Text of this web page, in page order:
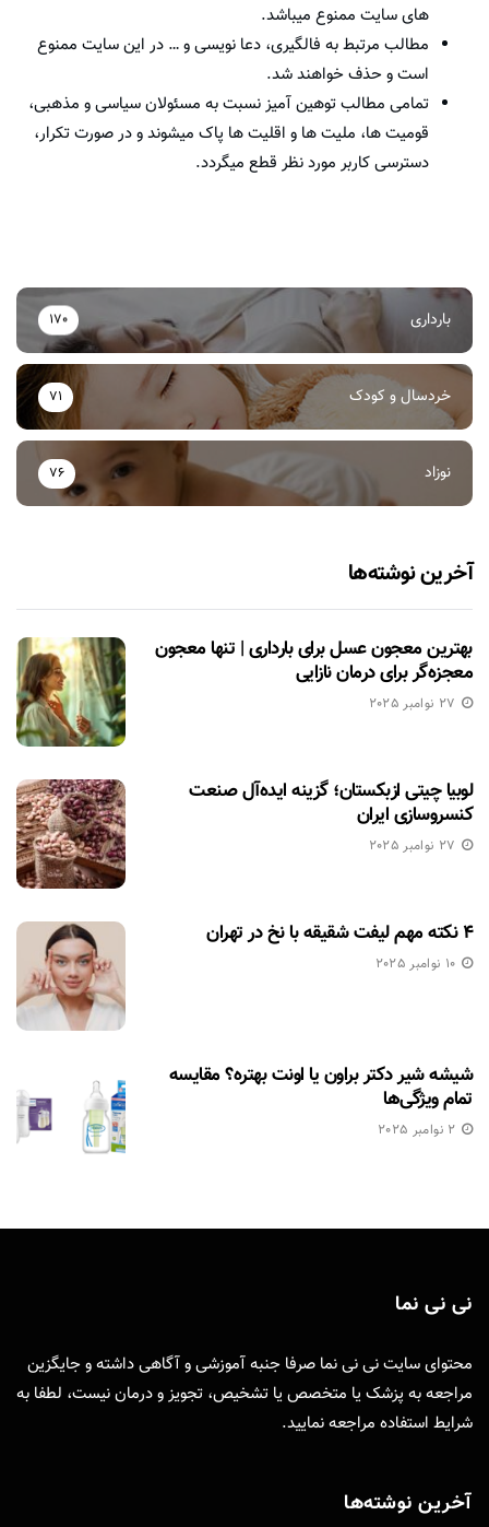
های سایت ممنوع میباشد.
مطالب مرتبط به فالگیری، دعا نویسی و … در این سایت ممنوع
است و حذف خواهند شد.
تمامی مطالب توهین آمیز نسبت به مسئولان سیاسی و مذهبی،
قومیت ها، ملیت ها و اقلیت ها پاک میشوند و در صورت تکرار،
دسترسی کاربر مورد نظر قطع میگردد.
بارداری 170
خردسال و کودک 71
نوزاد 76
آخرین نوشته‌ها
بهترین معجون عسل برای بارداری | تنها معجون
معجزه‌گر برای درمان نازایی
27 نوامبر 2025
لوبیا چیتی ازبکستان؛ گزینه ایده‌آل صنعت
کنسروسازی ایران
27 نوامبر 2025
۴ نکته مهم لیفت شقیقه با نخ در تهران
10 نوامبر 2025
شیشه شیر دکتر براون یا اونت بهتره؟ مقایسه
تمام ویژگی‌ها
2 نوامبر 2025
نی نی نما
محتوای سایت نی نی نما صرفا جنبه آموزشی و آگاهی داشته و جایگزین
مراجعه به پزشک یا متخصص یا تشخیص، تجویز و درمان نیست، لطفا به
شرایط استفاده مراجعه نمایید.
آخرین نوشته‌ها